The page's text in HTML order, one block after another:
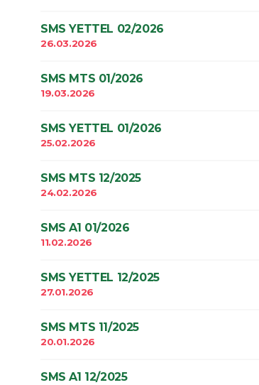
SMS YETTEL 02/2026
26.03.2026
SMS MTS 01/2026
19.03.2026
SMS YETTEL 01/2026
25.02.2026
SMS MTS 12/2025
24.02.2026
SMS A1 01/2026
11.02.2026
SMS YETTEL 12/2025
27.01.2026
SMS MTS 11/2025
20.01.2026
SMS A1 12/2025